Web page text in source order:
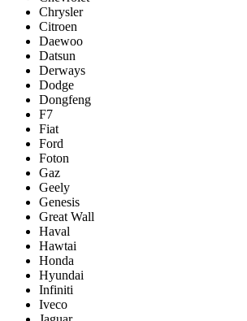
Chrysler
Citroen
Daewoo
Datsun
Derways
Dodge
Dongfeng
F7
Fiat
Ford
Foton
Gaz
Geely
Genesis
Great Wall
Haval
Hawtai
Honda
Hyundai
Infiniti
Iveco